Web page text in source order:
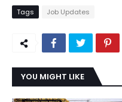
Tags Job Updates
YOU MIGHT LIKE